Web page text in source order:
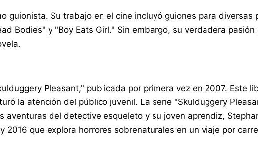
guionista. Su trabajo en el cine incluyó guiones para
Bodies" y "Boy Eats Girl." Sin embargo, su verdadera
Pleasant," publicada por primera vez en 2007. Este
la atención del público juvenil. La serie "Skulduggery
aventuras del detective esqueleto y su joven aprendiz,
2016 que explora horrores sobrenaturales en un viaje por